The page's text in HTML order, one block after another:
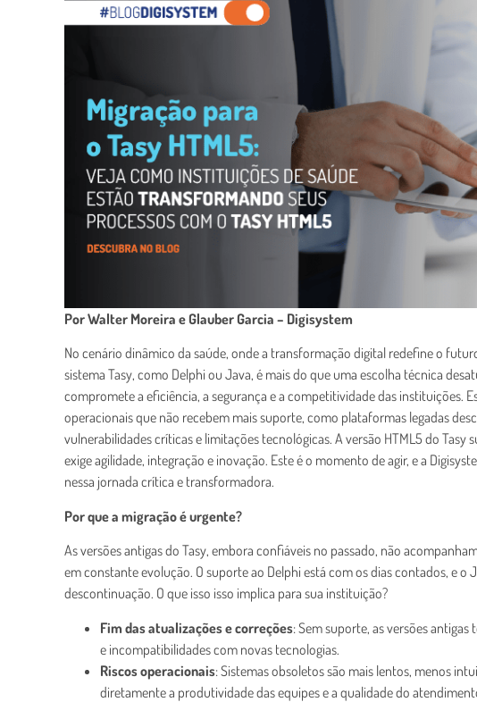
Por Walter Moreira e Glauber Garcia – Digisystem
No cenário dinâmico da saúde, onde a transformação digital redefine o
sistema Tasy, como Delphi ou Java, é mais do que uma escolha técnica
compromete a eficiência, a segurança e a competitividade das instituições.
operacionais que não recebem mais suporte, como plataformas legadas
vulnerabilidades críticas e limitações tecnológicas. A versão HTML5 do Tasy
exige agilidade, integração e inovação. Este é o momento de agir, e a
nessa jornada crítica e transformadora.
Por que a migração é urgente?
As versões antigas do Tasy, embora confiáveis no passado, não
em constante evolução. O suporte ao Delphi está com os dias contados, e o
descontinuação. O que isso isso implica para sua instituição?
Fim das atualizações e correções: Sem suporte, as versões
e incompatibilidades com novas tecnologias.
Riscos operacionais: Sistemas obsoletos são mais lentos, menos
diretamente a produtividade das equipes e a qualidade do